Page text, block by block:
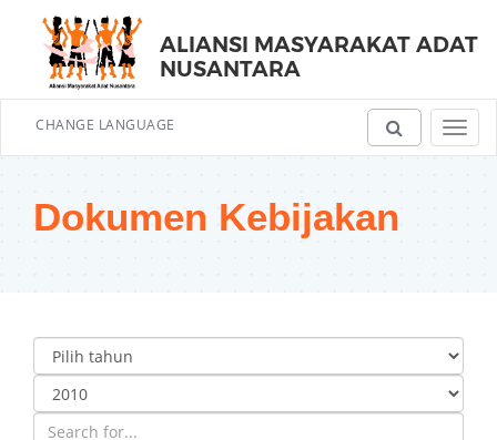
ALIANSI MASYARAKAT ADAT
NUSANTARA
CHANGE LANGUAGE
Dokumen Kebijakan